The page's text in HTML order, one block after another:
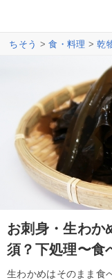
ちそう >食・料理 >乾
お刺身・生わか
須？下処理〜食
生わかめはそのまま食